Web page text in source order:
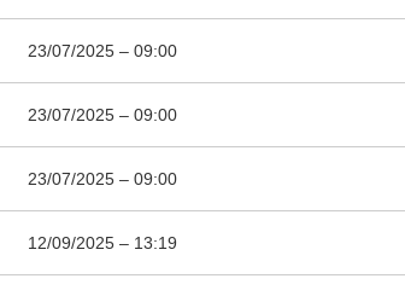
23/07/2025 – 09:00
23/07/2025 – 09:00
23/07/2025 – 09:00
12/09/2025 – 13:19